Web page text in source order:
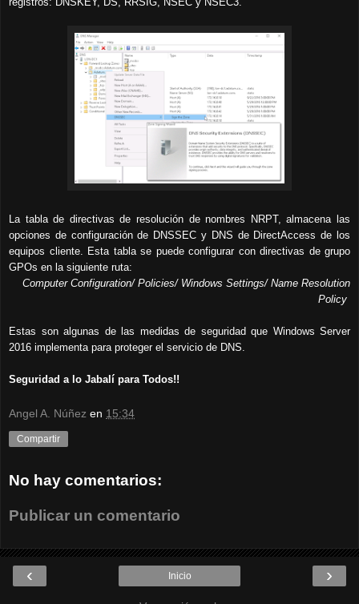
La tabla de directivas de resolución de nombres NRPT, almacena las
opciones de configuración de DNSSEC y DNS de DirectAccess de los
equipos cliente. Esta tabla se puede configurar con directivas de grupo
GPOs en la siguiente ruta:
Computer Configuration/ Policies/ Windows Settings/ Name Resolution
Policy
Estas son algunas de las medidas de seguridad que Windows Server
2016 implementa para proteger el servicio de DNS.
Seguridad a lo Jabalí para Todos!!
Angel A. Núñez en 15:34
Compartir
No hay comentarios:
Publicar un comentario
‹ ›
Inicio